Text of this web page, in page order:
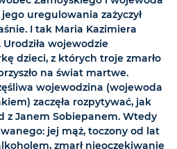
uregulowania zażyczył
I tak Maria Kazimiera
Urodziła wojewodzie
dzieci, z których troje zmarło
na świat martwe.
wojewodzina (wojewoda
zaczęła rozpytywać, jak
z Janem Sobiepanem. Wtedy
jej mąż, toczony od lat
zmarł nieoczekiwanie